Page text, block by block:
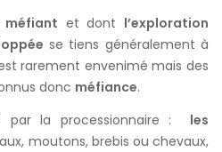
méfiant et dont l’exploration
se tiens généralement à
rarement envenimé mais des
donc méfiance.
par la processionnaire : les
moutons, brebis ou chevaux,